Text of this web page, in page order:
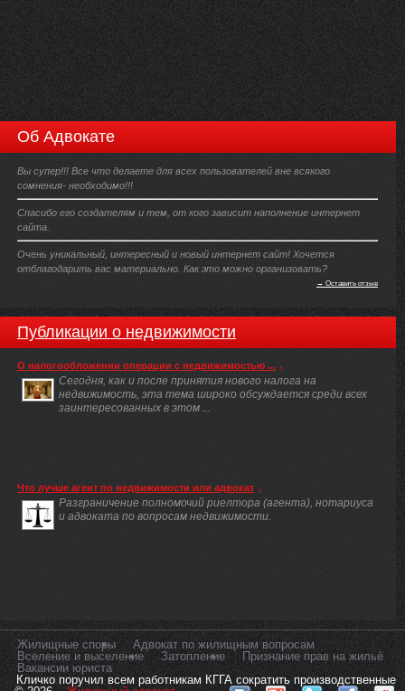
Об Адвокате
Вы супер!!! Все что делаете для всех пользователей вне всякого
сомнения- необходимо!!!
Спасибо его создателям и тем, от кого зависит наполнение интернет
сайта.
Очень уникальный, интересный и новый интернет сайт! Хочется
отблагодарить вас материально. Как это можно организовать?
→ Оставить отзыв
Публикации о недвижимости
О налогообложении операции с недвижимостью ...
Сегодня, как и после принятия нового налога на
недвижимость, эта тема широко обсуждается среди всех
заинтересованных в этом ...
Что лучше агент по недвижимости или адвокат
Разграничение полномочий риелтора (агента), нотариуса
и адвоката по вопросам недвижимости.
Жилищные споры
Адвокат по жилищным вопросам
Вселение и выселение
Затопление
Признание прав на жильё
Вакансии юриста
Кличко поручил всем работникам КГГА сократить производственные